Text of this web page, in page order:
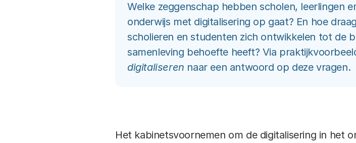
Welke zeggenschap hebben scholen, leerlingen
onderwijs met digitalisering op gaat? En hoe
scholieren en studenten zich ontwikkelen tot de
samenleving behoefte heeft? Via
digitaliseren naar een antwoord op deze vragen.
Het kabinetsvoornemen om de digitalisering in het